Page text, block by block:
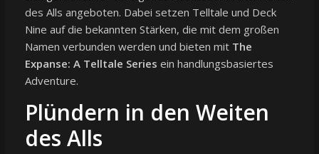
des Alls angeboten. Dabei setzen Telltale und Deck
Nine auf die bekannten Stärken, die mit dem großen
Namen verbunden werden und bieten mit The
Expanse: A Telltale Series ein handlungsbasiertes
Adventure.
Plündern in den Weiten
des Alls